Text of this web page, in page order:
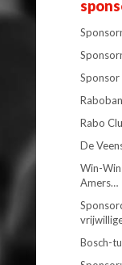
Rabo
De
Win-
Amers…
Bosch-